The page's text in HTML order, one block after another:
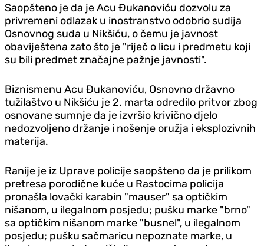
Saopšteno je da je Acu Đukanoviću dozvolu za
privremeni odlazak u inostranstvo odobrio sudija
Osnovnog suda u Nikšiću, o čemu je javnost
obaviještena zato što je "riječ o licu i predmetu koji
su bili predmet značajne pažnje javnosti".
Biznismenu Acu Đukanoviću, Osnovno državno
tužilaštvo u Nikšiću je 2. marta odredilo pritvor zbog
osnovane sumnje da je izvršio krivično djelo
nedozvoljeno držanje i nošenje oružja i eksplozivnih
materija.
Ranije je iz Uprave policije saopšteno da je prilikom
pretresa porodične kuće u Rastocima policija
pronašla lovački karabin "mauser" sa optičkim
nišanom, u ilegalnom posjedu; pušku marke "brno"
sa optičkim nišanom marke "busnel", u ilegalnom
posjedu; pušku sačmaricu nepoznate marke, u